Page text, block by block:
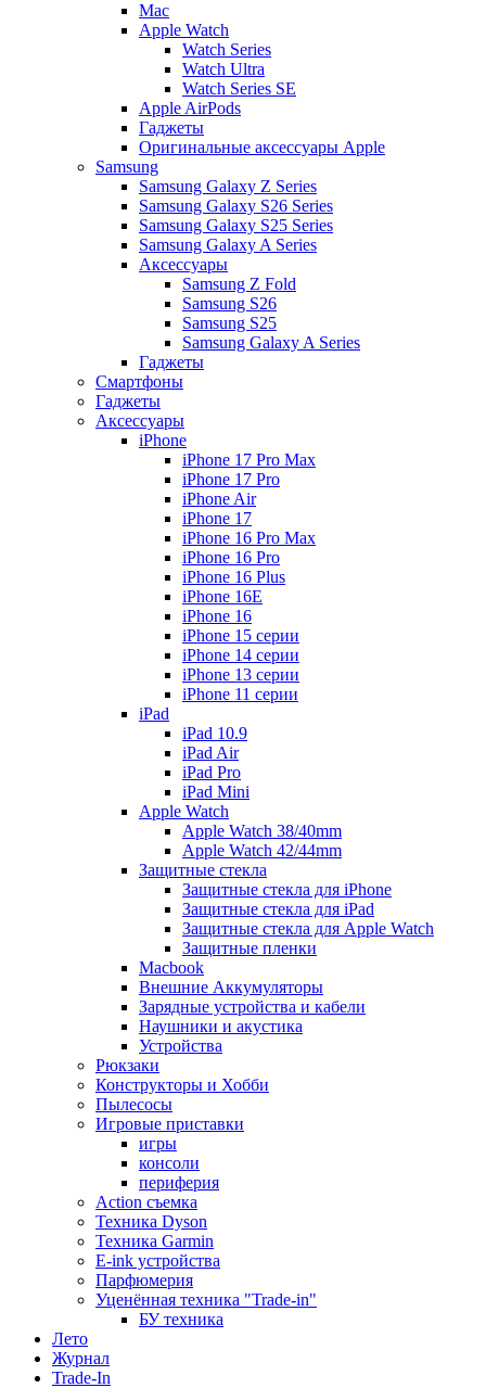
Mac
Apple Watch
Watch Series
Watch Ultra
Watch Series SE
Apple AirPods
Гаджеты
Оригинальные аксессуары Apple
Samsung
Samsung Galaxy Z Series
Samsung Galaxy S26 Series
Samsung Galaxy S25 Series
Samsung Galaxy A Series
Аксессуары
Samsung Z Fold
Samsung S26
Samsung S25
Samsung Galaxy A Series
Гаджеты
Смартфоны
Гаджеты
Аксессуары
iPhone
iPhone 17 Pro Max
iPhone 17 Pro
iPhone Air
iPhone 17
iPhone 16 Pro Max
iPhone 16 Pro
iPhone 16 Plus
iPhone 16E
iPhone 16
iPhone 15 серии
iPhone 14 серии
iPhone 13 серии
iPhone 11 серии
iPad
iPad 10.9
iPad Air
iPad Pro
iPad Mini
Apple Watch
Apple Watch 38/40mm
Apple Watch 42/44mm
Защитные стекла
Защитные стекла для iPhone
Защитные стекла для iPad
Защитные стекла для Apple Watch
Защитные пленки
Macbook
Внешние Аккумуляторы
Зарядные устройства и кабели
Наушники и акустика
Устройства
Рюкзаки
Конструкторы и Хобби
Пылесосы
Игровые приставки
игры
консоли
периферия
Action съемка
Техника Dyson
Техника Garmin
E-ink устройства
Парфюмерия
Уценённая техника "Trade-in"
БУ техника
Лето
Журнал
Trade-In